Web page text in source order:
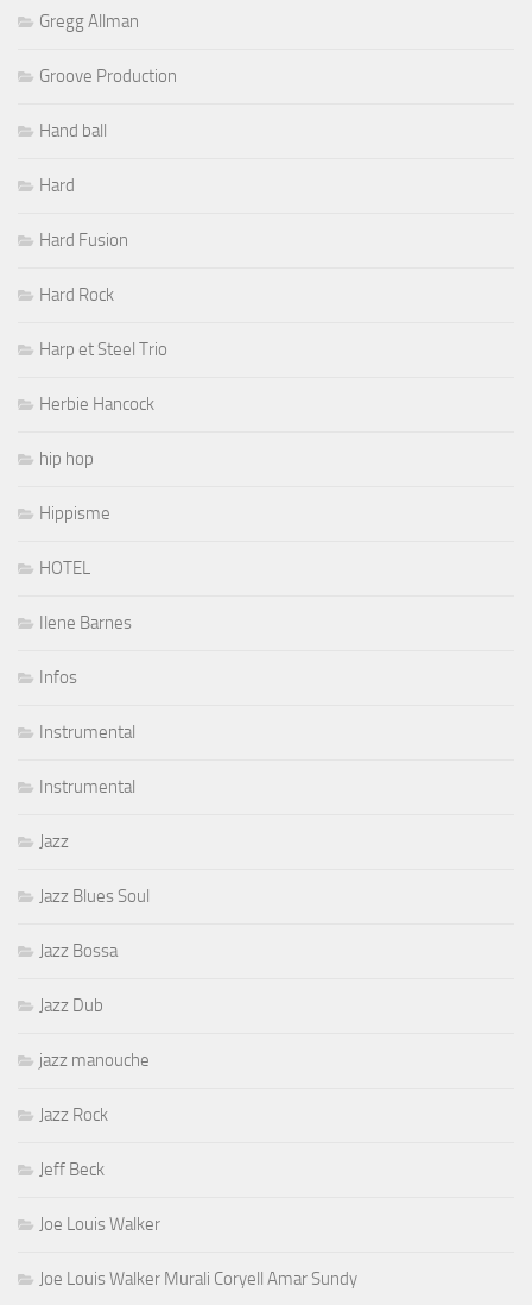
Gregg Allman
Groove Production
Hand ball
Hard
Hard Fusion
Hard Rock
Harp et Steel Trio
Herbie Hancock
hip hop
Hippisme
HOTEL
Ilene Barnes
Infos
Instrumental
Instrumental
Jazz
Jazz Blues Soul
Jazz Bossa
Jazz Dub
jazz manouche
Jazz Rock
Jeff Beck
Joe Louis Walker
Joe Louis Walker Murali Coryell Amar Sundy